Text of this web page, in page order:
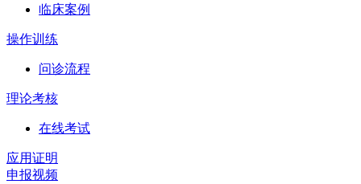
临床案例
操作训练
问诊流程
理论考核
在线考试
应用证明
申报视频